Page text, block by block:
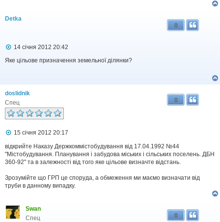
е
Detka
0
П
в
л
е
н
н
14 січня 2012 20:42
Яке цільове призначення земельної ділянки?
doslidnik
Спец
0
П
в
і
д
л
е
я
15 січня 2012 20:17
відкрийте Наказу Держкоммістобудування від 17.04.1992 №44
"Містобудування. Планування і забудова міських і сільських поселень. ДБН
360-92" та в залежності від того яке цільове визначте відстань.
Зрозумійте що ГРП це споруда, а обмеження ми маємо визначати від
труби в данному випадку.
Swan
Спец
0